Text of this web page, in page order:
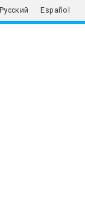
Русский Español